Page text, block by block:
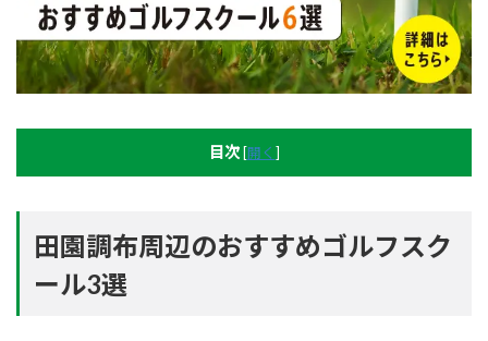
目次 [開く ]
田園調布周辺のおすすめゴルフスク
ール3選